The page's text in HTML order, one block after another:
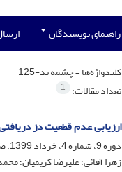
راهنمای نویسندگان
کلیدواژه‌ها =چشمه ید-125
تعداد مقالات: 1
ارزیابی عدم قطعیت دز
دوره 9، شماره 4، خرداد 1399، صفحه
زهرا آقائی؛ علیرضا کریمیان؛